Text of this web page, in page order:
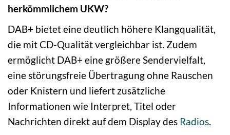
herkömmlichem UKW?
DAB+ bietet eine deutlich höhere Klangqualität,
die mit CD-Qualität vergleichbar ist. Zudem
ermöglicht DAB+ eine größere Sendervielfalt,
eine störungsfreie Übertragung ohne Rauschen
oder Knistern und liefert zusätzliche
Informationen wie Interpret, Titel oder
Nachrichten direkt auf dem Display des Radios.